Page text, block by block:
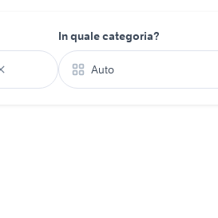
In quale categoria?
Auto